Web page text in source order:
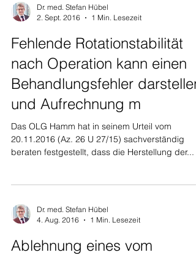
Dr. med. Stefan Hübel
2. Sept. 2016
1 Min. Lesezeit
Fehlende Rotationstabilität
nach Operation kann einen
Behandlungsfehler darstellen
und Aufrechnung m
Das OLG Hamm hat in seinem Urteil vom
20.11.2016 (Az. 26 U 27/15) sachverständig
beraten festgestellt, dass die Herstellung der...
Dr. med. Stefan Hübel
4. Aug. 2016
1 Min. Lesezeit
Ablehnung eines vom